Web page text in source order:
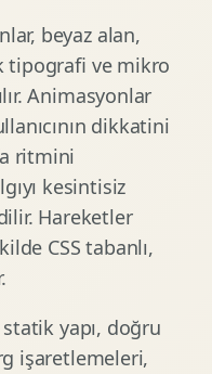
beyaz alan,
tipografi ve mikro
Animasyonlar
dikkatini
ritmini
kesintisiz
Hareketler
CSS tabanlı,
yapı, doğru
işaretlemeleri,